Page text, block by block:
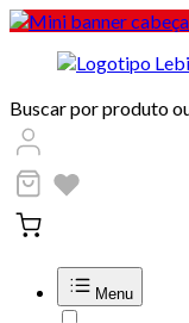
Buscar por produto
Menu